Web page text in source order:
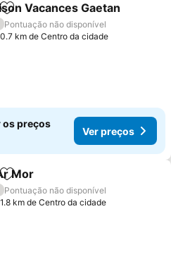
Adicionar aos favoritos
Vacances Gaetan
Pontuação não disponível
km de Centro da cidade
os preços
Ver preços
Adicionar aos favoritos
Mor
Pontuação não disponível
km de Centro da cidade